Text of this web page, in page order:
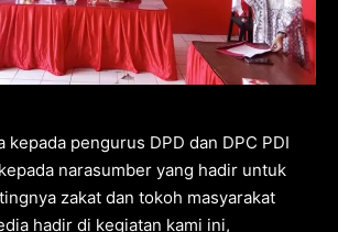
kepada pengurus DPD dan DPC PDI
narasumber yang hadir untuk
zakat dan tokoh masyarakat
hadir di kegiatan kami ini,